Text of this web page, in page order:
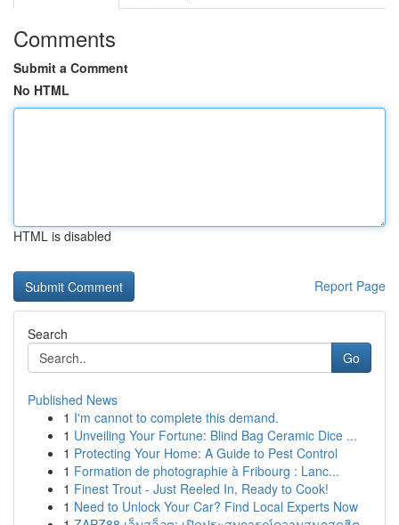
Comments
Submit a Comment
No HTML
HTML is disabled
Report Page
Search
Go
Published News
1 I'm cannot to complete this demand.
1 Unveiling Your Fortune: Blind Bag Ceramic Dice ...
1 Protecting Your Home: A Guide to Pest Control
1 Formation de photographie à Fribourg : Lanc...
1 Finest Trout - Just Reeled In, Ready to Cook!
1 Need to Unlock Your Car? Find Local Experts Now